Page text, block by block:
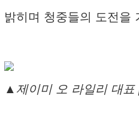
밝히며 청중들의 도전을
▲제이미 오 라일리 대표